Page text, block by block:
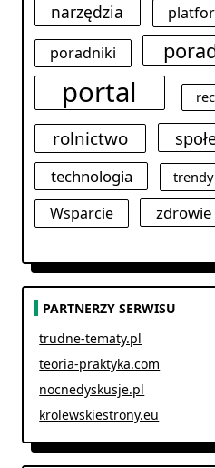
narzędzia
poradniki
portal
rolnictwo
technologia trendy
Wsparcie
zdrowie
PARTNERZY SERWISU
trudne-tematy.pl
teoria-praktyka.com
nocnedyskusje.pl
krolewskiestrony.eu